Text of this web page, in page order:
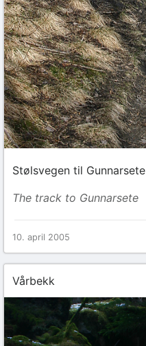
Stølsvegen til Gunnarsete
The track to Gunnarsete
10. april 2005
Vårbekk